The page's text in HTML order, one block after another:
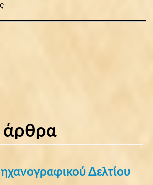
άρθρα
Δελτίου